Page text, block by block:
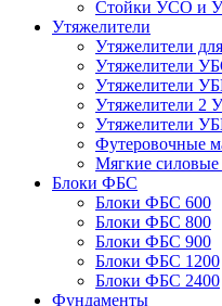
Стойки УСО и
Утяжелители
Утяжелители
Утяжелители
Утяжелители
Утяжелители 2
Утяжелители
Футеровочные
Мягкие силовые
Блоки ФБС
Блоки ФБС 600
Блоки ФБС 800
Блоки ФБС 900
Блоки ФБС 1200
Блоки ФБС 2400
Фундаменты